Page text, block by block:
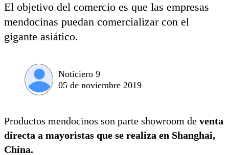
El objetivo del comercio es que las empresas
mendocinas puedan comercializar con el
gigante asiático.
Noticiero 9
05 de noviembre 2019
Productos mendocinos son parte showroom de venta
directa a mayoristas que se realiza en Shanghai,
China.